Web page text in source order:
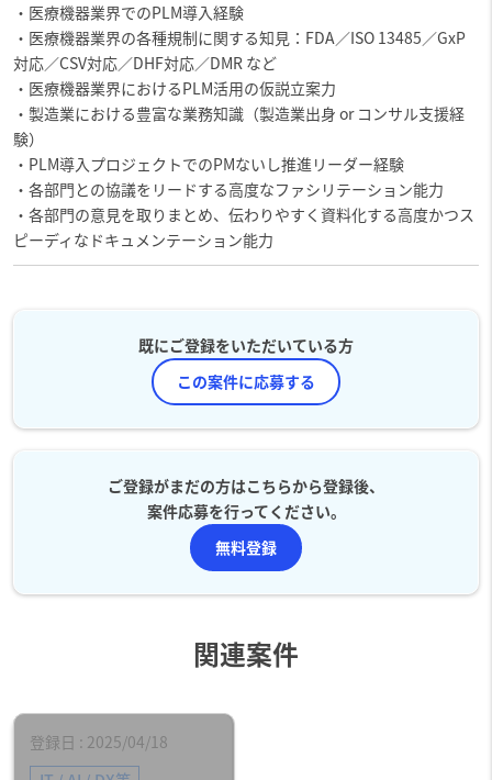
・医療機器業界でのPLM導入経験
・医療機器業界の各種規制に関する知見：FDA／ISO 13485／GxP
対応／CSV対応／DHF対応／DMR など
・医療機器業界におけるPLM活用の仮説立案力
・製造業における豊富な業務知識（製造業出身 or コンサル支援経
験）
・PLM導入プロジェクトでのPMないし推進リーダー経験
・各部門との協議をリードする高度なファシリテーション能力
・各部門の意見を取りまとめ、伝わりやすく資料化する高度かつス
ピーディなドキュメンテーション能力
既にご登録をいただいている方
この案件に応募する
ご登録がまだの方はこちらから登録後、
案件応募を行ってください。
無料登録
関連案件
登録日 2025/04/18